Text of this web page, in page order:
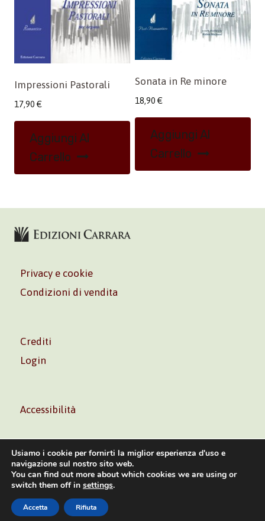
Impressioni Pastorali
17,90 €
Aggiungi Al
Carrello
Sonata in Re minore
18,90 €
Aggiungi Al
Carrello
Privacy e cookie
Condizioni di vendita
Crediti
Login
Accessibilità
Volontè & Co. Srl – P.I. 06181480960 –info@volonte-
Usiamo i cookie per fornirti la miglior esperienza d'uso e
navigazione sul nostro sito web.
You can find out more about which cookies we are using or
switch them off in settings.
Accetta Rifiuta